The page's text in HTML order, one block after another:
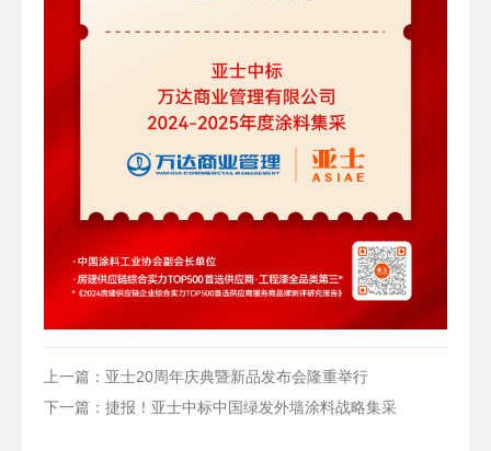
上一篇：亚士20周年庆典暨新品发布会隆重举行
下一篇：捷报！亚士中标中国绿发外墙涂料战略集采